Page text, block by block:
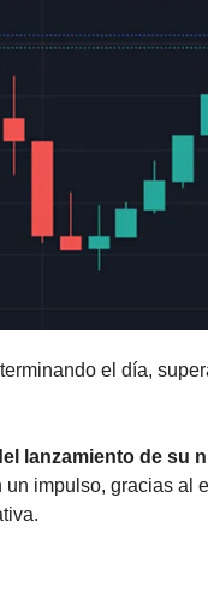
el día,
lanzamiento de su
impulso, gracias al